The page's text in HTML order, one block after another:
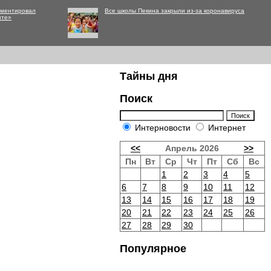
Все школы Пекина закрыли из-за коронавируса
Тайны дня
Поиск
Интерновости Интернет
<< Апрель 2026
>>
Пн
Вт Ср Чт Пт Сб
Вс
1
2 3 4
5
6
7 8 9 10 11
12
13
14 15 16 17 18
19
20
21 22 23 24 25
26
27
28 29 30
Популярное